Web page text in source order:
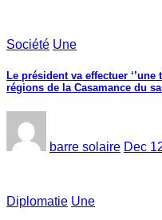
Société Une
Le président va effectuer ‘’une
régions de la Casamance du
barre solaire Dec
Diplomatie Une